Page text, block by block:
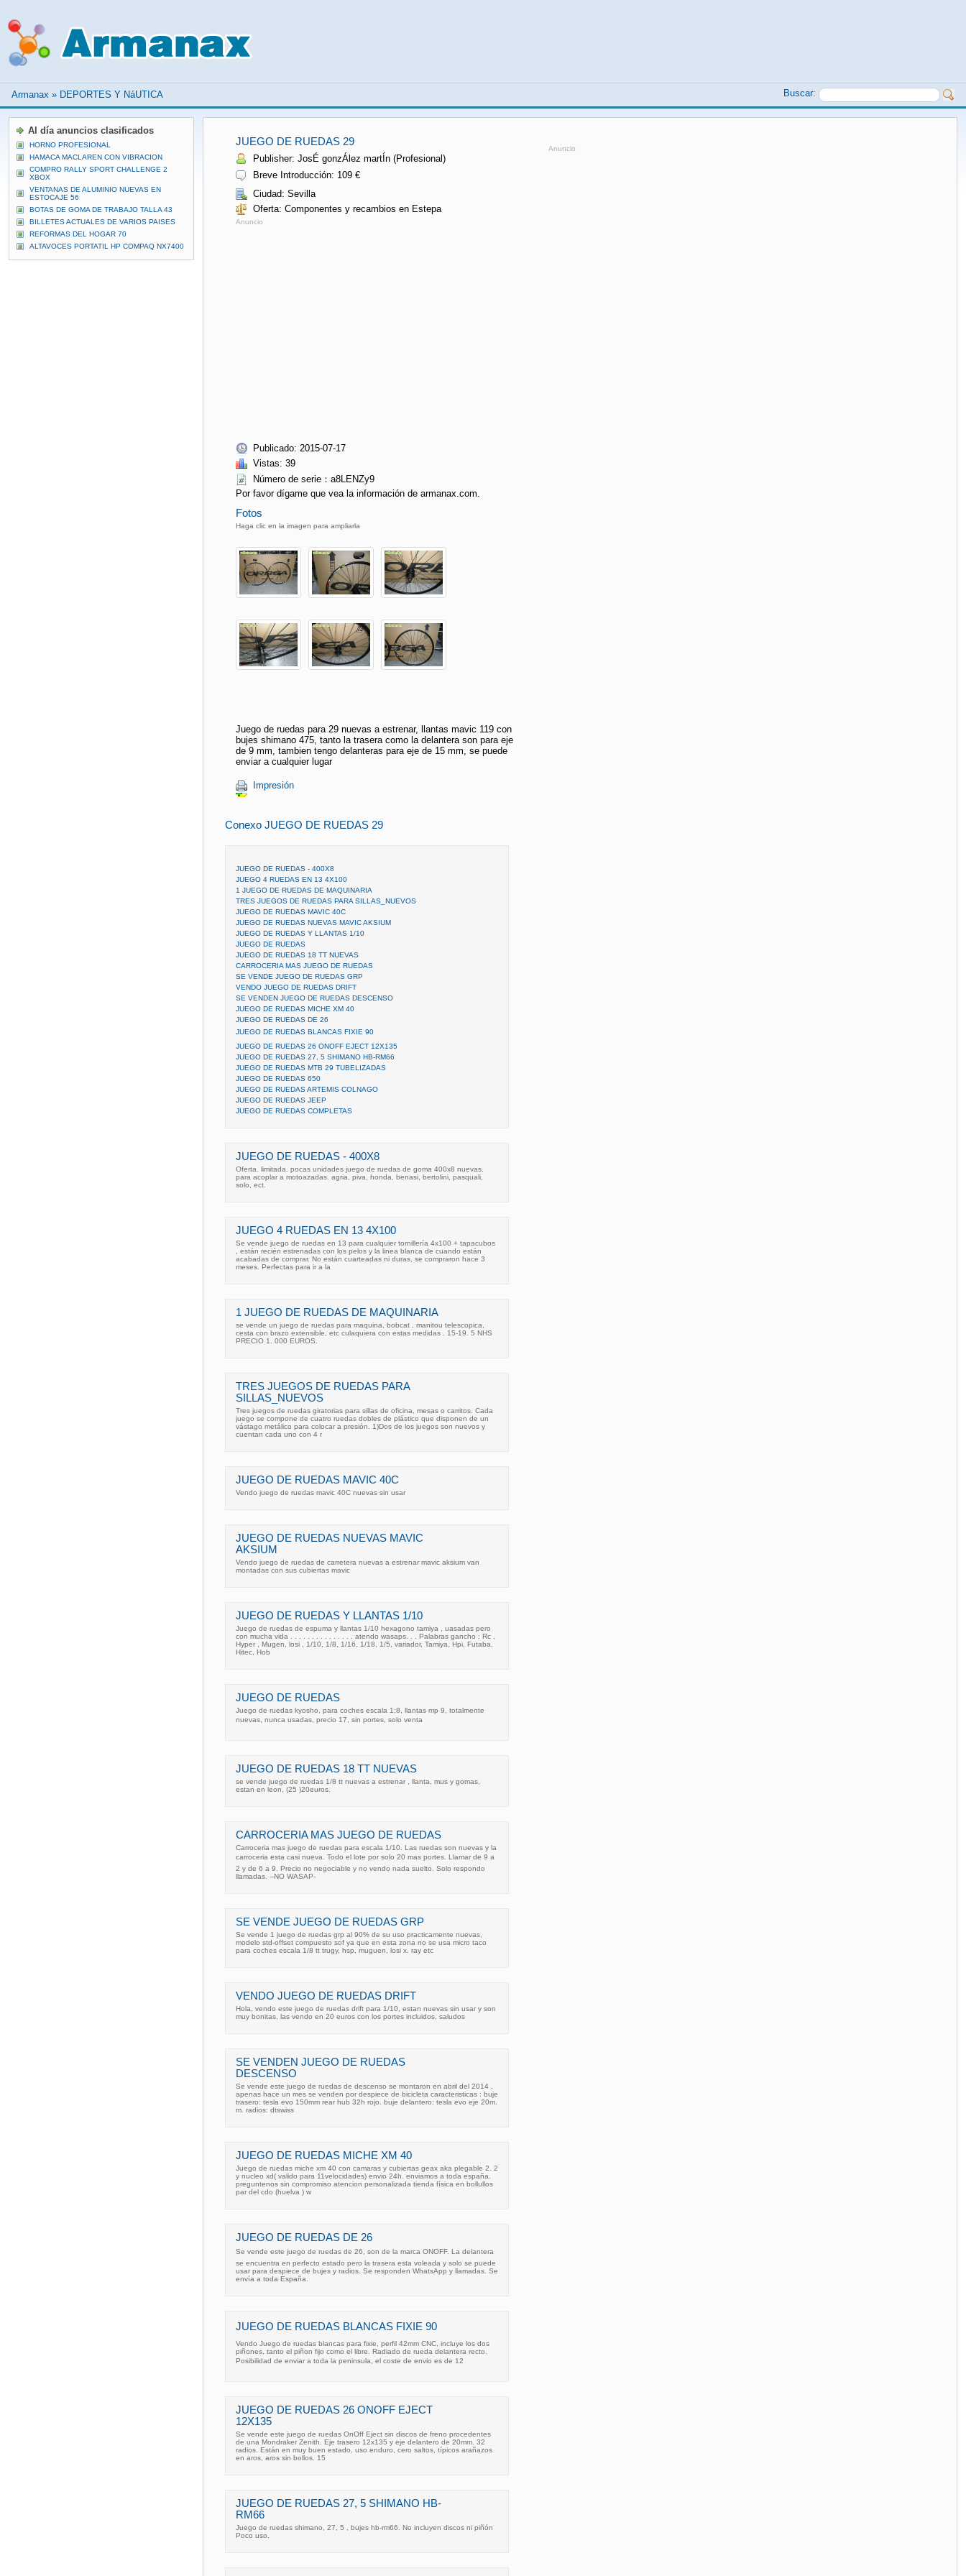
Armanax » DEPORTES Y NáUTICA Buscar:
JUEGO DE RUEDAS 29
Publisher: JosÉ gonzÁlez martÍn (Profesional)
Breve Introducción: 109 €
Ciudad: Sevilla
Oferta: Componentes y recambios en Estepa
Anuncio
Publicado: 2015-07-17
Vistas: 39
Número de serie：a8LENZy9
Por favor dígame que vea la información de armanax.com.
Fotos
Haga clic en la imagen para ampliarla
Juego de ruedas para 29 nuevas a estrenar, llantas mavic 119 con
bujes shimano 475, tanto la trasera como la delantera son para eje
de 9 mm, tambien tengo delanteras para eje de 15 mm, se puede
enviar a cualquier lugar
Impresión
Anuncio
Conexo JUEGO DE RUEDAS 29
JUEGO DE RUEDAS - 400X8
JUEGO 4 RUEDAS EN 13 4X100
1 JUEGO DE RUEDAS DE MAQUINARIA
TRES JUEGOS DE RUEDAS PARA SILLAS_NUEVOS
JUEGO DE RUEDAS MAVIC 40C
JUEGO DE RUEDAS NUEVAS MAVIC AKSIUM
JUEGO DE RUEDAS Y LLANTAS 1/10
JUEGO DE RUEDAS
JUEGO DE RUEDAS 18 TT NUEVAS
CARROCERIA MAS JUEGO DE RUEDAS
SE VENDE JUEGO DE RUEDAS GRP
VENDO JUEGO DE RUEDAS DRIFT
SE VENDEN JUEGO DE RUEDAS DESCENSO
JUEGO DE RUEDAS MICHE XM 40
JUEGO DE RUEDAS DE 26
JUEGO DE RUEDAS BLANCAS FIXIE 90
JUEGO DE RUEDAS 26 ONOFF EJECT 12X135
JUEGO DE RUEDAS 27, 5 SHIMANO HB-RM66
JUEGO DE RUEDAS MTB 29 TUBELIZADAS
JUEGO DE RUEDAS 650
JUEGO DE RUEDAS ARTEMIS COLNAGO
JUEGO DE RUEDAS JEEP
JUEGO DE RUEDAS COMPLETAS
JUEGO DE RUEDAS - 400X8
Oferta. limitada. pocas unidades juego de ruedas de goma 400x8 nuevas.
para acoplar a motoazadas. agria, piva, honda, benasi, bertolini, pasquali,
solo, ect.
JUEGO 4 RUEDAS EN 13 4X100
Se vende juego de ruedas en 13 para cualquier tornillería 4x100 + tapacubos
, están recién estrenadas con los pelos y la linea blanca de cuando están
acabadas de comprar. No están cuarteadas ni duras, se compraron hace 3
meses. Perfectas para ir a la
1 JUEGO DE RUEDAS DE MAQUINARIA
se vende un juego de ruedas para maquina, bobcat , manitou telescopica,
cesta con brazo extensible, etc culaquiera con estas medidas . 15-19. 5 NHS
PRECIO 1. 000 EUROS.
TRES JUEGOS DE RUEDAS PARA
SILLAS_NUEVOS
Tres juegos de ruedas giratorias para sillas de oficina, mesas o carritos. Cada
juego se compone de cuatro ruedas dobles de plástico que disponen de un
vástago metálico para colocar a presión. 1)Dos de los juegos son nuevos y
cuentan cada uno con 4 r
JUEGO DE RUEDAS MAVIC 40C
Vendo juego de ruedas mavic 40C nuevas sin usar
JUEGO DE RUEDAS NUEVAS MAVIC
AKSIUM
Vendo juego de ruedas de carretera nuevas a estrenar mavic aksium van
montadas con sus cubiertas mavic
JUEGO DE RUEDAS Y LLANTAS 1/10
Juego de ruedas de espuma y llantas 1/10 hexagono tamiya , uasadas pero
con mucha vida . . . . . . . . . . . . . . . atendo wasaps. . . Palabras gancho : Rc ,
Hyper , Mugen, losi , 1/10, 1/8, 1/16, 1/18, 1/5, variador, Tamiya, Hpi, Futaba,
Hitec, Hob
JUEGO DE RUEDAS
Juego de ruedas kyosho, para coches escala 1;8, llantas mp 9, totalmente
nuevas, nunca usadas, precio 17, sin portes, solo venta
JUEGO DE RUEDAS 18 TT NUEVAS
se vende juego de ruedas 1/8 tt nuevas a estrenar , llanta, mus y gomas,
estan en leon, (25 )20euros.
CARROCERIA MAS JUEGO DE RUEDAS
Carroceria mas juego de ruedas para escala 1/10. Las ruedas son nuevas y la
carroceria esta casi nueva. Todo el lote por solo 20 mas portes. Llamar de 9 a
2 y de 6 a 9. Precio no negociable y no vendo nada suelto. Solo respondo
llamadas. --NO WASAP-
SE VENDE JUEGO DE RUEDAS GRP
Se vende 1 juego de ruedas grp al 90% de su uso practicamente nuevas,
modelo std-offset compuesto sof ya que en esta zona no se usa micro taco
para coches escala 1/8 tt trugy, hsp, muguen, losi x. ray etc
VENDO JUEGO DE RUEDAS DRIFT
Hola, vendo este juego de ruedas drift para 1/10, estan nuevas sin usar y son
muy bonitas, las vendo en 20 euros con los portes incluidos, saludos
SE VENDEN JUEGO DE RUEDAS
DESCENSO
Se vende este juego de ruedas de descenso se montaron en abril del 2014 ,
apenas hace un mes se venden por despiece de bicicleta caracteristicas : buje
trasero: tesla evo 150mm rear hub 32h rojo. buje delantero: tesla evo eje 20m.
m. radios: dtswiss
JUEGO DE RUEDAS MICHE XM 40
Juego de ruedas miche xm 40 con camaras y cubiertas geax aka plegable 2. 2
y nucleo xd( valido para 11velocidades) envio 24h. enviamos a toda españa.
preguntenos sin compromiso atencion personalizada tienda física en bollullos
par del cdo (huelva ) w
JUEGO DE RUEDAS DE 26
Se vende este juego de ruedas de 26, son de la marca ONOFF. La delantera
se encuentra en perfecto estado pero la trasera esta voleada y solo se puede
usar para despiece de bujes y radios. Se responden WhatsApp y llamadas. Se
envía a toda España.
JUEGO DE RUEDAS BLANCAS FIXIE 90
Vendo Juego de ruedas blancas para fixie, perfil 42mm CNC, incluye los dos
piñones, tanto el piñon fijo como el libre. Radiado de rueda delantera recto.
Posibilidad de enviar a toda la peninsula, el coste de envio es de 12
JUEGO DE RUEDAS 26 ONOFF EJECT
12X135
Se vende este juego de ruedas OnOff Eject sin discos de freno procedentes
de una Mondraker Zenith. Eje trasero 12x135 y eje delantero de 20mm. 32
radios. Están en muy buen estado, uso enduro, cero saltos, típicos arañazos
en aros, aros sin bollos. 15
JUEGO DE RUEDAS 27, 5 SHIMANO HB-
RM66
Juego de ruedas shimano, 27, 5 , bujes hb-rm66. No incluyen discos ni piñón
Poco uso.
Al día anuncios clasificados
HORNO PROFESIONAL
HAMACA MACLAREN CON VIBRACION
COMPRO RALLY SPORT CHALLENGE 2
XBOX
VENTANAS DE ALUMINIO NUEVAS EN
ESTOCAJE 56
BOTAS DE GOMA DE TRABAJO TALLA 43
BILLETES ACTUALES DE VARIOS PAISES
REFORMAS DEL HOGAR 70
ALTAVOCES PORTATIL HP COMPAQ NX7400